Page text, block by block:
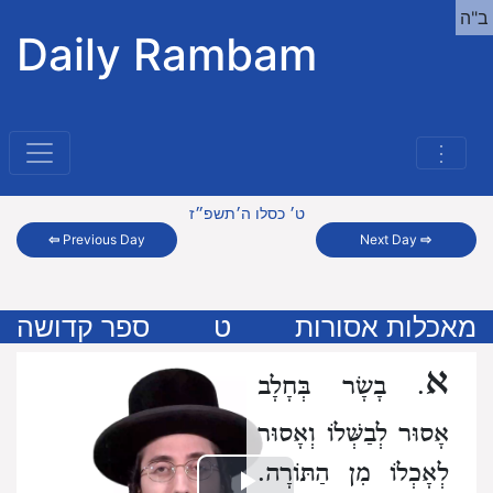
Daily Rambam
⋮
ב"ה
⇦ Previous Day
ט׳ כסלו ה׳תשפ״ז
Next Day⇨
מאכלות אסורות ט ספר קדושה
א. בָשָׂר בְּחָלָב
אָסוּר לְבַשְּׁלוֹ וְאָסוּר
לְאָכְלוֹ מִן הַתּוֹרָה.